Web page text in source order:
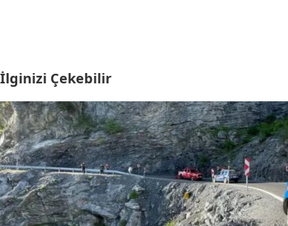
İlginizi Çekebilir